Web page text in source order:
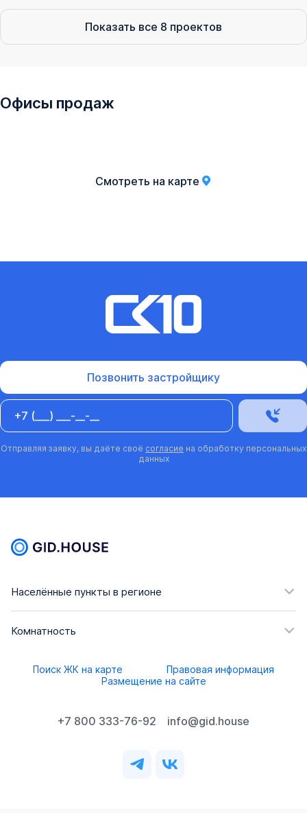
Показать все 8 проектов
Офисы продаж
Смотреть на карте
Позвонить застройщику
Отправляя заявку, вы даёте своё согласие на обработку персональных
данных
Населённые пункты в регионе
Комнатность
Поиск ЖК на карте
Правовая информация
Размещение на сайте
+7 800 333-76-92 info@gid.house